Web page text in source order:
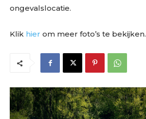
ongevalslocatie.
Klik hier om meer foto’s te bekijken.